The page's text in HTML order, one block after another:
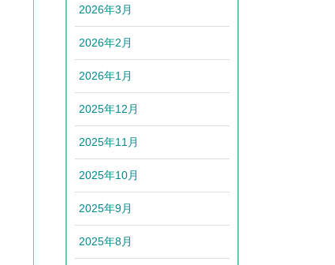
2026年3月
2026年2月
2026年1月
2025年12月
2025年11月
2025年10月
2025年9月
2025年8月